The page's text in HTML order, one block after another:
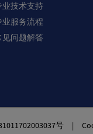
业技术支持
业服务流程
见问题解答
号 |